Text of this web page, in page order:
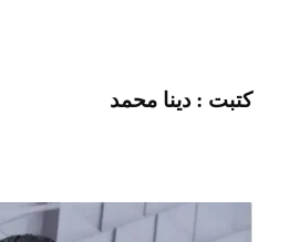
كتبت : دينا محمد